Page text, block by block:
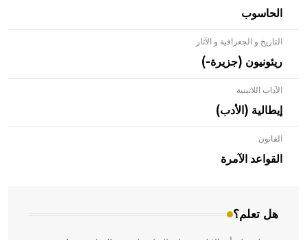
الحاسوب
التاريخ و الجغرافية و الآثار
ريئونيون (جزيرة-)
الآداب اللاتينية
إيطالية (الأدب)
القانون
القواعد الآمرة
هل تعلم؟
- هل تعلم أن الأبلق نوع من الفنون الهندسية التي ارتبطت
بالعمارة الإسلامية في بلاد الشام ومصر خاصة، حيث يحرص
المعمار على بناء مداميكه وخاصة في الواجهات